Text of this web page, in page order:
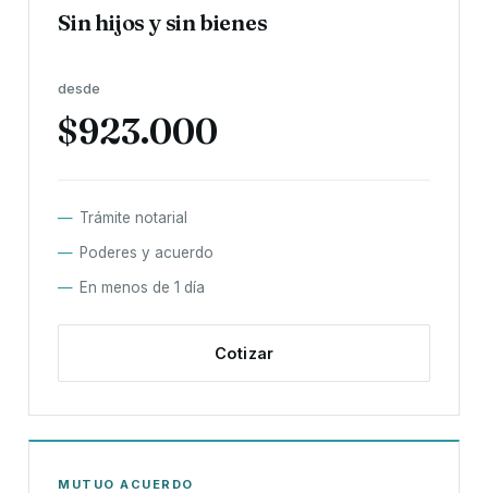
Sin hijos y sin bienes
desde
$923.000
Trámite notarial
Poderes y acuerdo
En menos de 1 día
Cotizar
MUTUO ACUERDO